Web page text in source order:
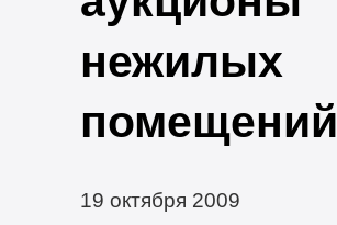
нежилых
помещений
19 октября 2009